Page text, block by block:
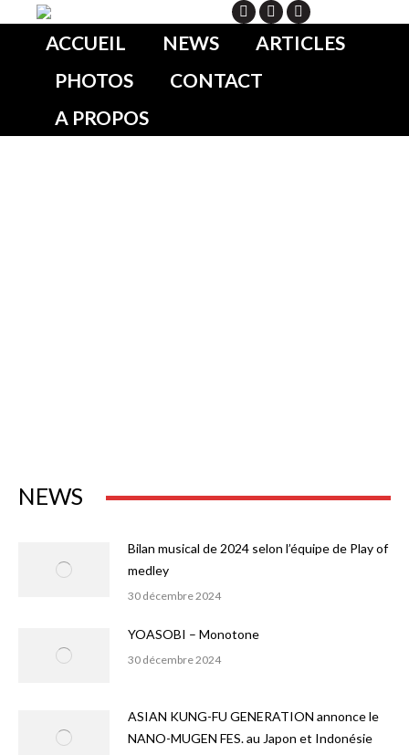
ACCUEIL NEWS
ARTICLES
PHOTOS
CONTACT
A PROPOS
NEWS
Bilan musical de 2024 selon l’équipe de Play of
medley
30 décembre 2024
YOASOBI – Monotone
30 décembre 2024
ASIAN KUNG-FU GENERATION annonce le
NANO-MUGEN FES. au Japon et Indonésie